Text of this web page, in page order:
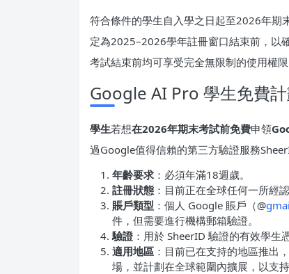
符合條件的學生自入學之日起至2026年期
定為2025–2026學年註冊窗口結束前，以
考試結束前均可享受完全無限制的使用權
Google AI Pro 學生免費
學生若想在2026年期末考試前免費申領
過Google值得信賴的第三方驗證服務
年齡要求 ：必須年滿18週歲。
註冊狀態 ：目前正在全球任何一所經
賬戶類型 ：個人 Google 賬戶（@
件，但需要進行機構郵箱驗證。
驗證 ：用於 SheerID 驗證的有效學生
適用地區 ：目前已在支持的地區推出
場，並計劃在全球範圍內擴展，以支持